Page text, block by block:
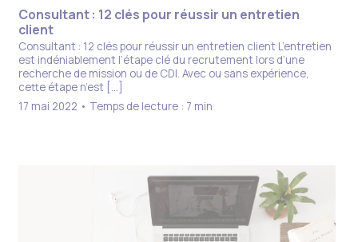
Consultant : 12 clés pour réussir un entretien
client ​
Consultant : 12 clés pour réussir un entretien client L’entretien
est indéniablement l’étape clé du recrutement lors d’une
recherche de mission ou de CDI. Avec ou sans expérience,
cette étape n’est […]
17 mai 2022 • Temps de lecture : 7 min